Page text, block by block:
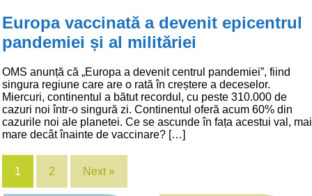
Europa vaccinată a devenit epicentrul
pandemiei și al milităriei
OMS anunță că „Europa a devenit centrul pandemiei”, fiind
singura regiune care are o rată în creștere a deceselor.
Miercuri, continentul a bătut recordul, cu peste 310.000 de
cazuri noi într-o singură zi. Continentul oferă acum 60% din
cazurile noi ale planetei. Ce se ascunde în fața acestui val, mai
mare decât înainte de vaccinare? […]
1 2 Next »